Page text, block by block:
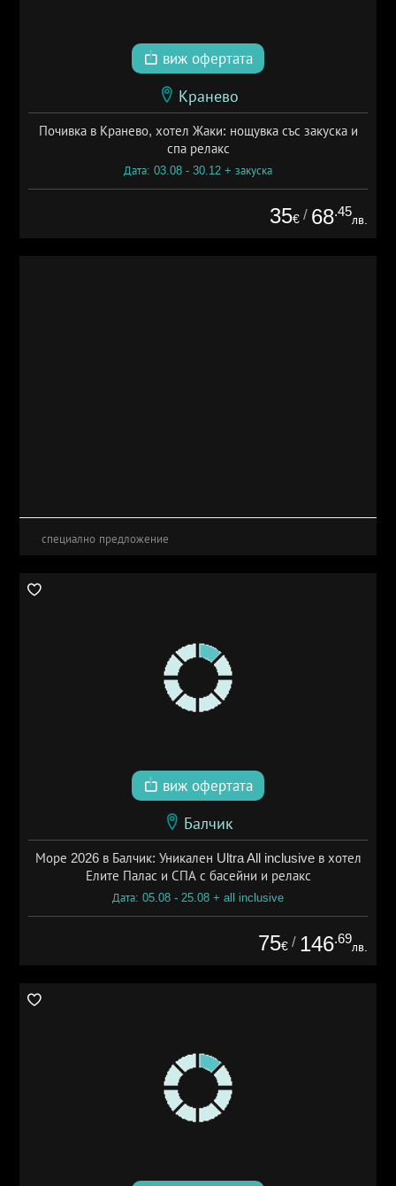
виж офертата
Кранево
Почивка в Кранево, хотел Жаки: нощувка със закуска и
спа релакс
Дата: 03.08 - 30.12 + закуска
35€ / 68.45
лв.
специално предложение
виж офертата
Балчик
Море 2026 в Балчик: Уникален Ultra All inclusive в хотел
Елите Палас и СПА с басейни и релакс
Дата: 05.08 - 25.08 + all inclusive
75€ / 146.69
лв.